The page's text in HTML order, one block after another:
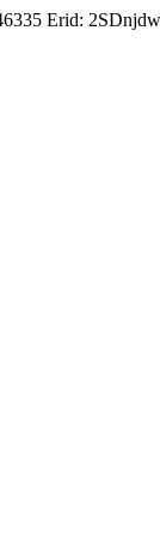
Erid: